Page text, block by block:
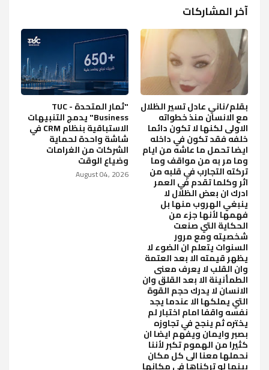
آخر المشاركات
بقلم/ناني عادل تسير الظلال
مع الانسان منذ خطواته
الاولى لكنها لا تكون دائما
خلفه فقد تكون في داخله
ايضا تحمل ما عاشه من ايام
وما مر به من مواقف وما
تركته التجارب في قلبه من
اثر وكلما تقدم في العمر
ادرك ان بعض الظلال لا
ينبغي الهروب منها بل
فهمها لأنها جزء من
الحكاية التي صنعت
شخصيته ومع مرور
السنوات يتعلم ان الضوء لا
يظهر قيمته الا بعد العتمة
وان القلب لا يعرف معنى
الطمأنينة الا بعد القلق وان
الانسان لا يدرك حجم القوة
التي يملكها الا عندما يجد
نفسه واقفا امام اختبار لم
يختره ثم ينجح في تجاوزه
بصبر وايمان ويفهم ايضا ان
كثيرا من الهموم تكبر لأننا
نحملها معنا الى كل مكان
بينما لو تركناها في مكانها
"ثمار المتحدة - TUC
Business" يدمج التنبيهات
الاستباقية بنظام CRM في
شاشة واحدة لحماية
الشركات من الغرامات
وضياع الوقت
August 04, 2026